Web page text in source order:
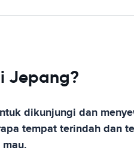
Jepang?
dikunjungi dan
tempat terindah